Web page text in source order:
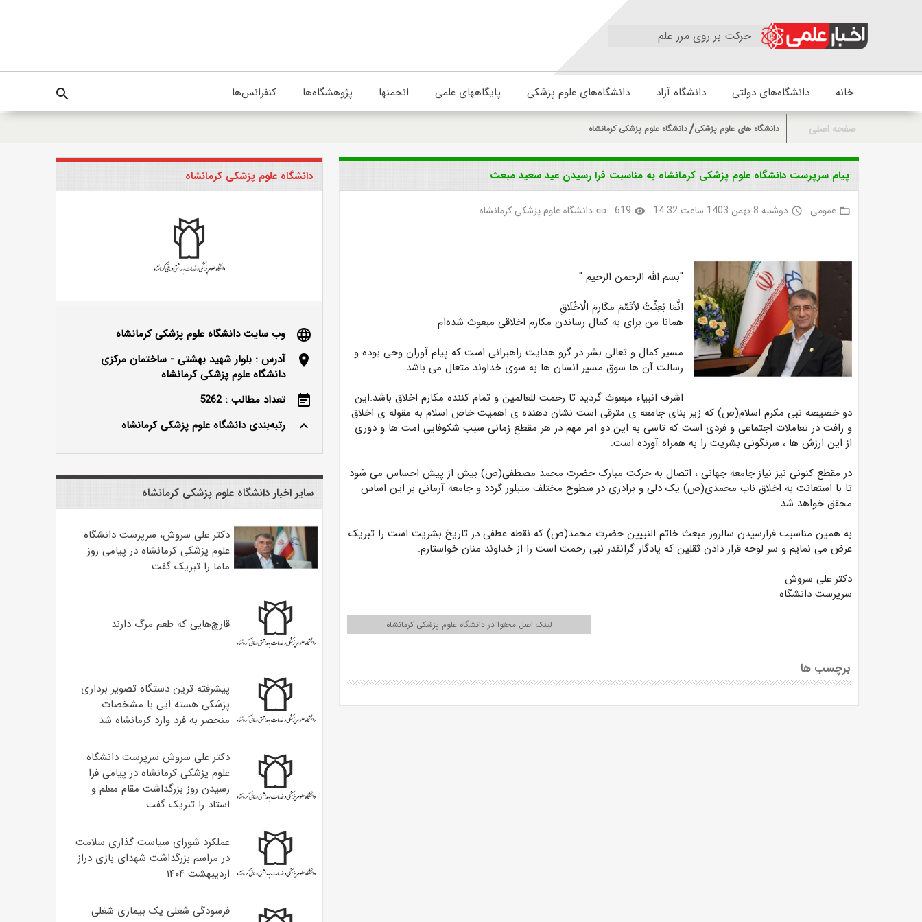
حرکت بر روی مرز علم
خانه دانشگاه‌های دولتی دانشگاه آزاد دانشگاه‌های علوم پزشکی پایگاههای علمی انجمنها پژوهشگاه‌ها کنفرانس‌ها search
صفحه اصلی دانشگاه های علوم پزشکی دانشگاه علوم پزشکی کرمانشاه
پیام سرپرست دانشگاه علوم پزشکی کرمانشاه به مناسبت فرا رسیدن عید سعید مبعث
folder_open عمومی access_time دوشنبه 8 بهمن 1403 ساعت 14:32 visibility
619
link دانشگاه علوم پزشکی کرمانشاه
"بسم الله الرحمن الرحیم "
اِنَّمَا بُعِثْتُ لِاُتَمِّمَ مَکَارِمَ الْاَخْلَاقِ
همانا من برای به کمال رساندن مکارم اخلاقی مبعوث شده‌ام
مسیر کمال و تعالی بشر در گرو هدایت راهبرانی است که پیام آوران وحی بوده و
رسالت آن ها سوق مسیر انسان ها به سوی خداوند متعال می باشد.
اشرف انبیاء مبعوث گردید تا رحمت للعالمین و تمام کننده مکارم اخلاق باشد.این
دو خصیصه نبی مکرم اسلام(ص) که زیر بنای جامعه ی مترقی است نشان دهنده ی اهمیت خاص اسلام به مقوله ی اخلاق
و رافت در تعاملات اجتماعی و فردی است که تاسی به این دو امر مهم در هر مقطع زمانی سبب شکوفایی امت ها و دوری
از این ارزش ها ، سرنگونی بشریت را به همراه آورده است.
در مقطع کنونی نیز نیاز جامعه جهانی ، اتصال به حرکت مبارک حضرت محمد مصطفی(ص) بیش از پیش احساس می شود
تا با استعانت به اخلاق ناب محمدی(ص) یک دلی و برادری در سطوح مختلف متبلور گردد و جامعه آرمانی بر این اساس
محقق خواهد شد.
به همین مناسبت فرارسیدن سالروز مبعث خاتم النبیین حضرت محمد(ص) که نقطه عطفی در تاریخ بشریت است را تبریک
عرض می نمایم و سر لوحه قرار دادن ثقلین که یادگار گرانقدر نبی رحمت است را از خداوند منان خواستارم.
دکتر علی سروش
سرپرست دانشگاه
لینک اصل محتوا در دانشگاه علوم پزشکی کرمانشاه
برچسب ها
دانشگاه علوم پزشکی کرمانشاه
language
وب سایت دانشگاه علوم پزشکی کرمانشاه
location_on
آدرس : بلوار شهید بهشتی - ساختمان مرکزی
دانشگاه علوم پزشکی کرمانشاه
event_note
تعداد مطالب : 5262
keyboard_arrow_up
رتبه‌بندی دانشگاه علوم پزشکی کرمانشاه
سایر اخبار دانشگاه علوم پزشکی کرمانشاه
دکتر علی سروش، سرپرست دانشگاه
علوم پزشکی کرمانشاه در پیامی روز
ماما را تبریک گفت
قارچ‌هایی که طعم مرگ دارند
پیشرفته ترین دستگاه تصویر برداری
پزشکی هسته ایی با مشخصات
منحصر به فرد وارد کرمانشاه شد
دکتر علی سروش سرپرست دانشگاه
علوم پزشکی کرمانشاه در پیامی فرا
رسیدن روز بزرگداشت مقام معلم و
استاد را تبریک گفت
عملکرد شورای سیاست گذاری سلامت
در مراسم بزرگداشت شهدای بازی دراز
اردیبهشت ۱۴۰۴
فرسودگی شغلی یک بیماری شغلی